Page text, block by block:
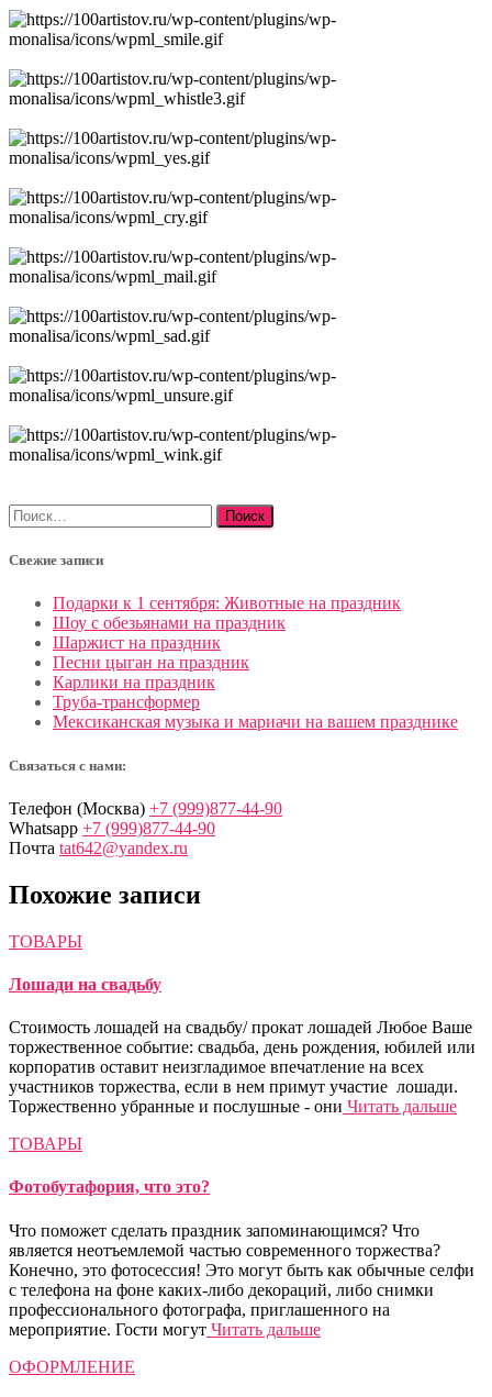
Найти:
Свежие записи
Подарки к 1 сентября: Животные на праздник
Шоу с обезьянами на праздник
Шаржист на праздник
Песни цыган на праздник
Карлики на праздник
Труба-трансформер
Мексиканская музыка и мариачи на вашем празднике
Связаться с нами:
Телефон (Москва) +7 (999)877-44-90
Whatsapp +7 (999)877-44-90
Почта tat642@yandex.ru
Похожие записи
ТОВАРЫ
Лошади на свадьбу
Стоимость лошадей на свадьбу/ прокат лошадей Любое Ваше
торжественное событие: свадьба, день рождения, юбилей или
корпоратив оставит неизгладимое впечатление на всех
участников торжества, если в нем примут участие лошади.
Торжественно убранные и послушные - они Читать дальше
ТОВАРЫ
Фотобутафория, что это?
Что поможет сделать праздник запоминающимся? Что
является неотъемлемой частью современного торжества?
Конечно, это фотосессия! Это могут быть как обычные селфи
с телефона на фоне каких-либо декораций, либо снимки
профессионального фотографа, приглашенного на
мероприятие. Гости могут Читать дальше
ОФОРМЛЕНИЕ